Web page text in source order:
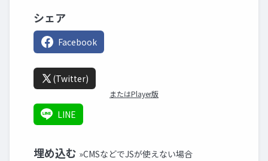
シェア
Facebook
(Twitter)
またはPlayer版
LINE
埋め込む »CMSなどでJSが使えない場合